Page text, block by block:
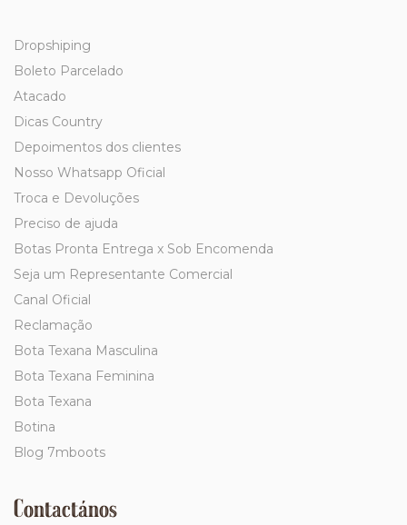
Dropshiping
Boleto Parcelado
Atacado
Dicas Country
Depoimentos dos clientes
Nosso Whatsapp Oficial
Troca e Devoluções
Preciso de ajuda
Botas Pronta Entrega x Sob Encomenda
Seja um Representante Comercial
Canal Oficial
Reclamação
Bota Texana Masculina
Bota Texana Feminina
Bota Texana
Botina
Blog 7mboots
Contactános